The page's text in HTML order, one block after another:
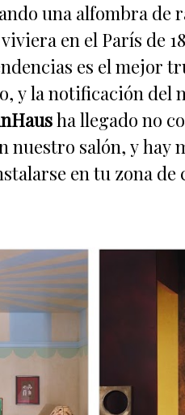
una alfombra de
en el París de
es el mejor
y la notificación del
ha llegado no
nuestro salón, y hay
en tu zona de